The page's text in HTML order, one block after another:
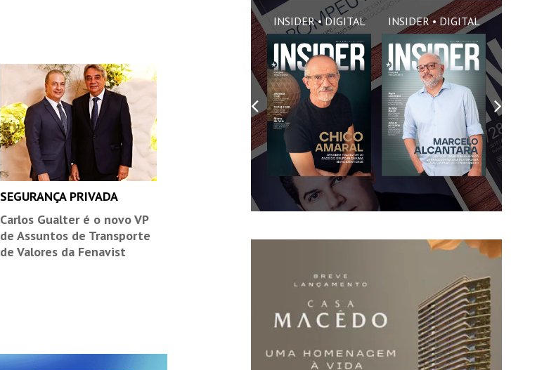
SEGURANÇA PRIVADA
Carlos Gualter é o novo VP
de Assuntos de Transporte
de Valores da Fenavist
INSIDER • DIGITAL INSIDER • DIGITAL